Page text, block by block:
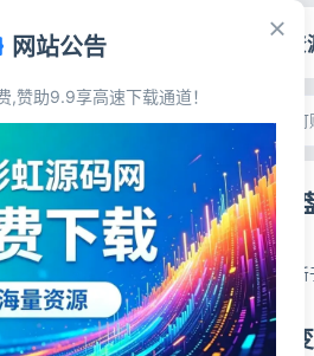
源码资
首页>网赚副业>国内可
国内可赚钱网
彩虹源码网
2026-06-27 更
资源分享也能
资源分享也能变现！2026国内可赚钱网盘盘点，一文看懂网盘全部收益模式
二、网盘分享4大类主流收益方式，站长必懂
网站公告
,赞助9.9享高速下载通道！